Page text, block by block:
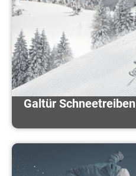
Galtür Schneetreiben